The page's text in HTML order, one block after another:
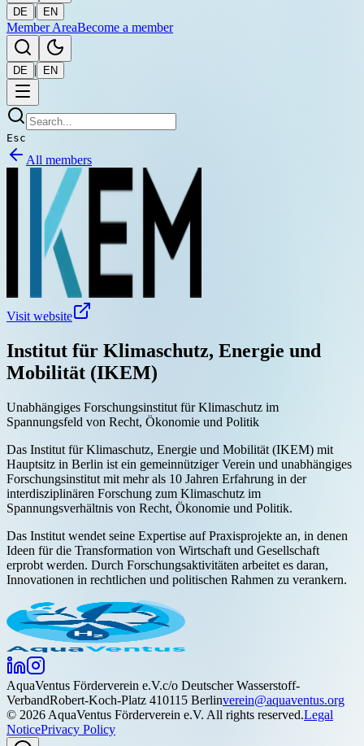
DE | EN
Member AreaBecome a member
DE | EN
Esc
All members
Visit website
Institut für Klimaschutz, Energie und
Mobilität (IKEM)
Unabhängiges Forschungsinstitut für Klimaschutz im
Spannungsfeld von Recht, Ökonomie und Politik
Das Institut für Klimaschutz, Energie und Mobilität (IKEM) mit
Hauptsitz in Berlin ist ein gemeinnütziger Verein und unabhängiges
Forschungsinstitut mit mehr als 10 Jahren Erfahrung in der
interdisziplinären Forschung zum Klimaschutz im
Spannungsverhältnis von Recht, Ökonomie und Politik.
Das Institut wendet seine Expertise auf Praxisprojekte an, in denen
Ideen für die Transformation von Wirtschaft und Gesellschaft
erprobt werden. Durch Forschungsaktivitäten arbeitet es daran,
Innovationen in rechtlichen und politischen Rahmen zu verankern.
AquaVentus Förderverein e.V.c/o Deutscher Wasserstoff-
VerbandRobert-Koch-Platz 410115 Berlinverein@aquaventus.org
© 2026 AquaVentus Förderverein e.V. All rights reserved.Legal
NoticePrivacy Policy